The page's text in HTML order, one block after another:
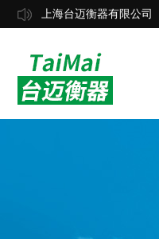
上海台迈衡器有限公司